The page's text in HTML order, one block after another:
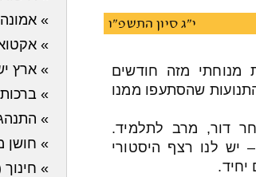
י"ג סיון התשפ"ו
מנוחתי מזה חודשים
שהסתעפו ממנו
דור, מרב לתלמיד.
יש לנו רצף היסטורי
יחיד.
» אמונה
»
» ארץ
» ברכות
»
» חושן
» חינוך